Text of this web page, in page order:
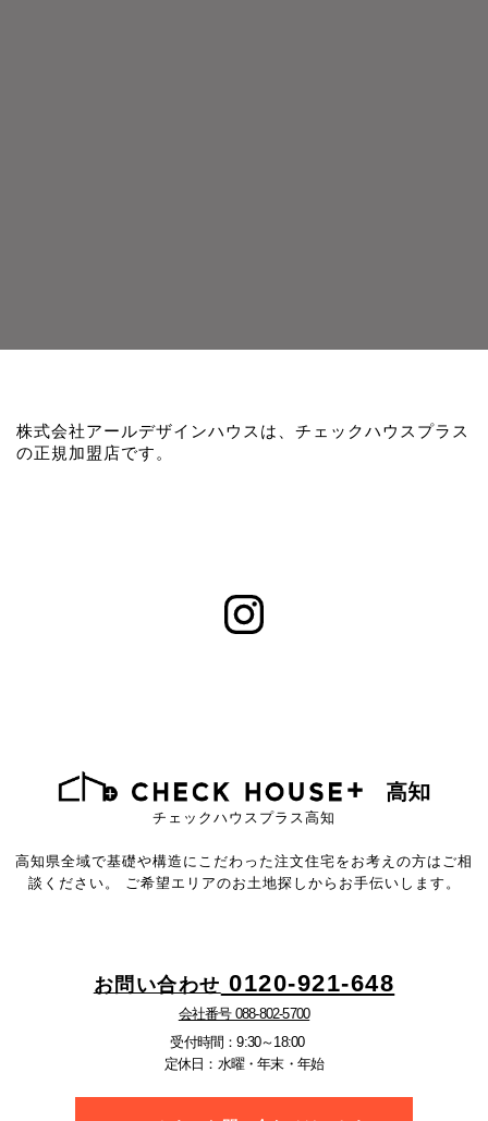
株式会社アールデザインハウスは、チェックハウスプラス
の正規加盟店です。
チェックハウスプラス高知
高知県全域で基礎や構造にこだわった注文住宅をお考えの方はご相
談ください。
ご希望エリアのお土地探しからお手伝いします。
お問い合わせ 0120-921-648
会社番号 088-802-5700
受付時間：9:30～18:00
定休日：水曜・年末・年始